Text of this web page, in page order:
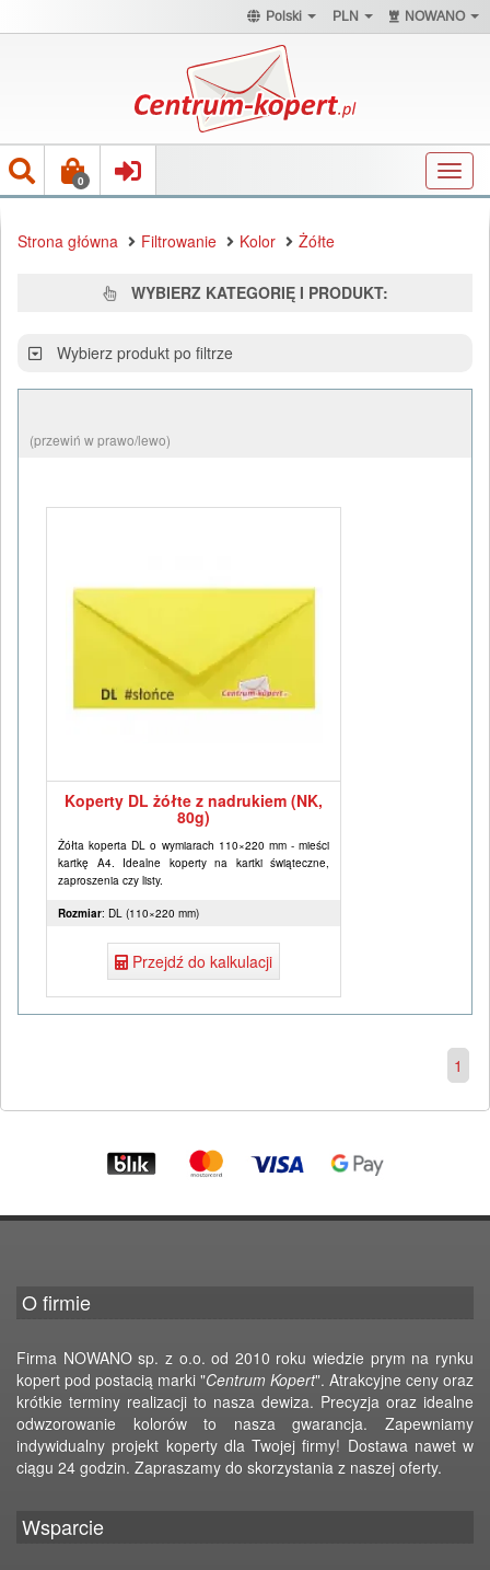
Polski PLN NOWANO
0
Strona główna Filtrowanie Kolor Żółte
WYBIERZ KATEGORIĘ I PRODUKT:
Wybierz produkt po filtrze
(przewiń w prawo/lewo)
Koperty DL żółte z nadrukiem (NK,
80g)
Żółta koperta DL o wymiarach 110×220 mm - mieści
kartkę A4. Idealne koperty na kartki świąteczne,
zaproszenia czy listy.
Rozmiar: DL (110×220 mm)
Przejdź do kalkulacji
1
O firmie
Firma NOWANO sp. z o.o. od 2010 roku wiedzie prym na rynku
kopert pod postacią marki "Centrum Kopert". Atrakcyjne ceny oraz
krótkie terminy realizacji to nasza dewiza. Precyzja oraz idealne
odwzorowanie kolorów to nasza gwarancja. Zapewniamy
indywidualny projekt koperty dla Twojej firmy! Dostawa nawet w
ciągu 24 godzin. Zapraszamy do skorzystania z naszej oferty.
Wsparcie